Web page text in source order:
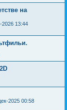
на
2026 13:44
2025 00:58